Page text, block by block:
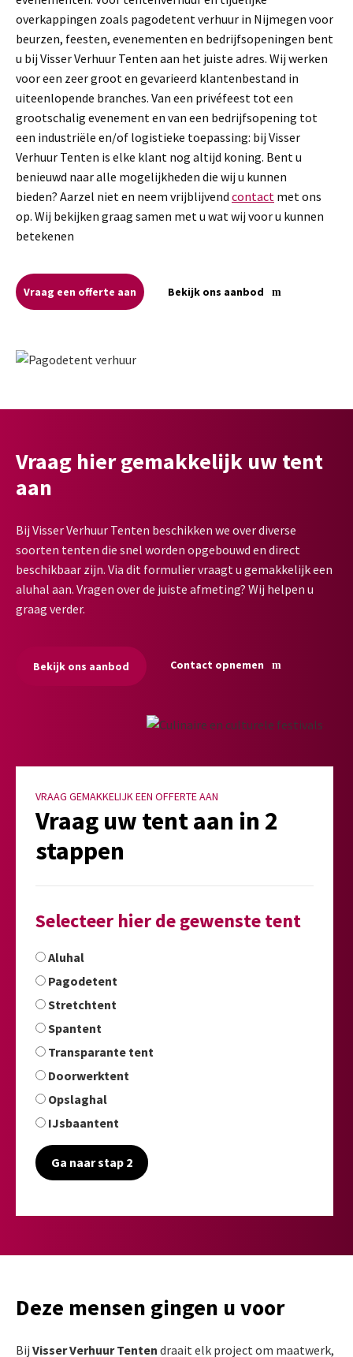
overkappingen zoals pagodetent verhuur in Nijmegen voor
beurzen, feesten, evenementen en bedrijfsopeningen bent
u bij Visser Verhuur Tenten aan het juiste adres. Wij werken
voor een zeer groot en gevarieerd klantenbestand in
uiteenlopende branches. Van een privéfeest tot een
grootschalig evenement en van een bedrijfsopening tot
een industriële en/of logistieke toepassing: bij Visser
Verhuur Tenten is elke klant nog altijd koning. Bent u
benieuwd naar alle mogelijkheden die wij u kunnen
bieden? Aarzel niet en neem vrijblijvend contact met ons
op. Wij bekijken graag samen met u wat wij voor u kunnen
betekenen
Vraag een offerte aan Bekijk ons aanbod
Vraag hier gemakkelijk uw tent
aan
Bij Visser Verhuur Tenten beschikken we over diverse
soorten tenten die snel worden opgebouwd en direct
beschikbaar zijn. Via dit formulier vraagt u gemakkelijk een
aluhal aan. Vragen over de juiste afmeting? Wij helpen u
graag verder.
Bekijk ons aanbod Contact opnemen
VRAAG GEMAKKELIJK EEN OFFERTE AAN
Vraag uw tent aan in 2
stappen
Selecteer hier de gewenste tent
Aluhal
Pagodetent
Stretchtent
Spantent
Transparante tent
Doorwerktent
Opslaghal
IJsbaantent
Ga naar stap 2
Deze mensen gingen u voor
Bij Visser Verhuur Tenten draait elk project om maatwerk,